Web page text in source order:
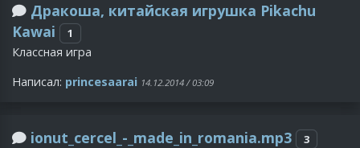
Дракоша, китайская игрушка Pikachu
Kawai
1
Классная игра
Написал: princesaarai 14.12.2014 / 03:09
ionut_cercel_-_made_in_romania.mp3 3